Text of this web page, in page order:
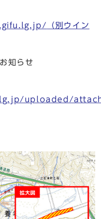
（別ウイン
知らせ
uploaded/